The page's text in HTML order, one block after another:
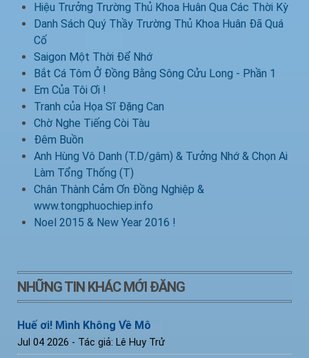
Hiệu Trưởng Trường Thủ Khoa Huân Qua Các Thời Kỳ
Danh Sách Quý Thầy Trường Thủ Khoa Huân Đã Quá
Cố
Saigon Một Thời Để Nhớ
Bắt Cá Tôm Ở Đồng Bằng Sông Cửu Long - Phần 1
Em Của Tôi Ơi !
Tranh của Họa Sĩ Đặng Can
Chờ Nghe Tiếng Còi Tàu
Đêm Buồn
Anh Hùng Vô Danh (T.D/gâm) & Tưởng Nhớ & Chọn Ai
Làm Tổng Thống (T)
Chân Thành Cảm Ơn Đồng Nghiệp &
www.tongphuochiep.info
Noel 2015 & New Year 2016 !
NHỮNG TIN KHÁC MỚI ĐĂNG
Huế ơi! Mình Không Về Mô
Jul 04 2026 - Tác giả: Lê Huy Trử